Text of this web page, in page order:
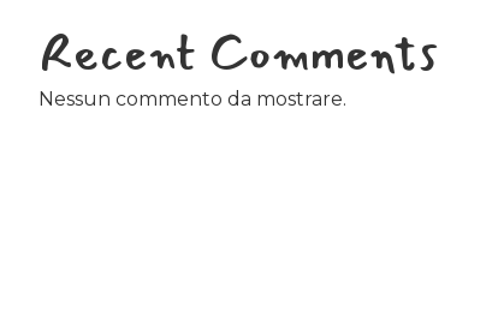
Recent Comments
Nessun commento da mostrare.